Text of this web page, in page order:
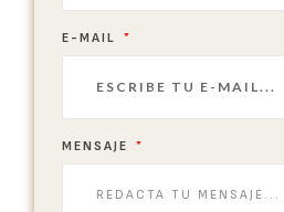
E-MAIL
MENSAJE